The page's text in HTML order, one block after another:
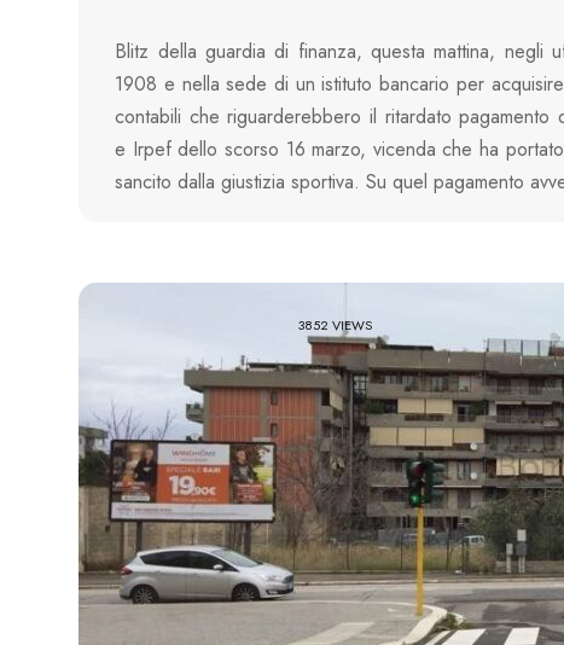
Blitz della guardia di finanza, questa mattina, negli
1908 e nella sede di un istituto bancario per
contabili che riguarderebbero il ritardato pagamento
e Irpef dello scorso 16 marzo, vicenda che ha
sancito dalla giustizia sportiva. Su quel pagamento
3852 VIEWS